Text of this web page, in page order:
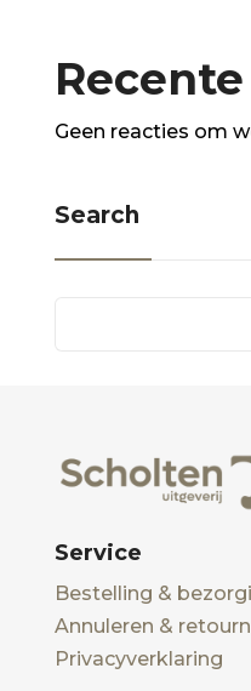
Geen reacties om
Search
Service
Bestelling &
Annuleren &
Privacyverklaring